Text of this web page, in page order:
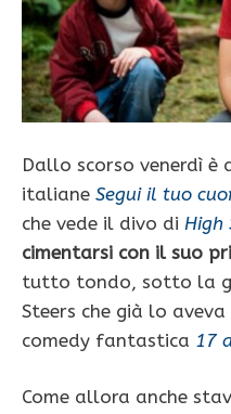
Dallo scorso venerdì
italiane Segui il tuo
che vede il divo di High
cimentarsi con il suo
tutto tondo, sotto la
Steers che già lo
comedy fantastica 17
Come allora anche